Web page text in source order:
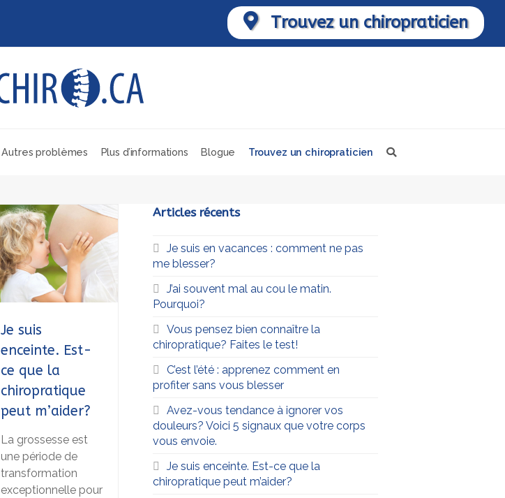
Trouvez un chiropraticien
Autres problèmes Plus d’informations Blogue Trouvez un chiropraticien
Je suis
enceinte. Est-
ce que la
chiropratique
peut m’aider?
La grossesse est
une période de
transformation
exceptionnelle pour
Articles récents
Je suis en vacances : comment ne pas
me blesser?
J’ai souvent mal au cou le matin.
Pourquoi?
Vous pensez bien connaître la
chiropratique? Faites le test!
C’est l’été : apprenez comment en
profiter sans vous blesser
Avez-vous tendance à ignorer vos
douleurs? Voici 5 signaux que votre corps
vous envoie.
Je suis enceinte. Est-ce que la
chiropratique peut m’aider?